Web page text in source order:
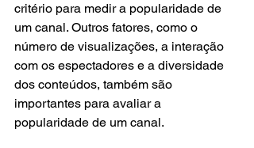
critério para medir a popularidade de
um canal. Outros fatores, como o
número de visualizações, a interação
com os espectadores e a diversidade
dos conteúdos, também são
importantes para avaliar a
popularidade de um canal.